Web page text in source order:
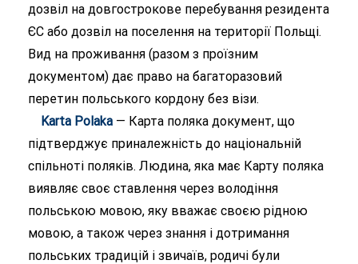
дозвіл на довгострокове перебування резидента
ЄС або дозвіл на поселення на території Польщі.
Вид на проживання (разом з проїзним
документом) дає право на багаторазовий
перетин польського кордону без візи.
Karta Polaka — Карта поляка документ, що
підтверджує приналежність до національній
спільноті поляків. Людина, яка має Карту поляка
виявляє своє ставлення через володіння
польською мовою, яку вважає своєю рідною
мовою, а також через знання і дотримання
польських традицій і звичаїв, родичі були